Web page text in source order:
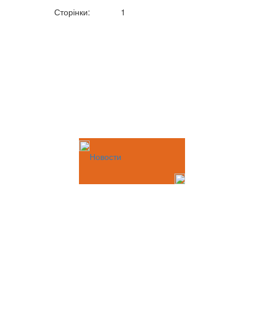
Сторінки: 1
Новости